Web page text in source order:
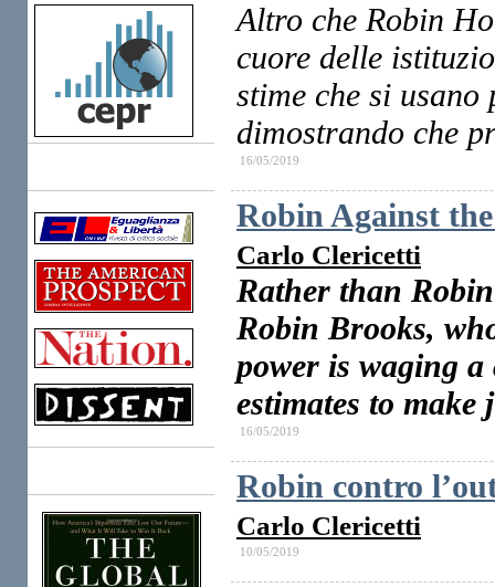
Altro che Robin
cuore delle
stime che si
dimostrando che
16/05/2019
Robin Against
Carlo Clericetti
Rather than
Robin Brooks,
power is waging
estimates to
16/05/2019
Robin contro
Carlo Clericetti
10/05/2019